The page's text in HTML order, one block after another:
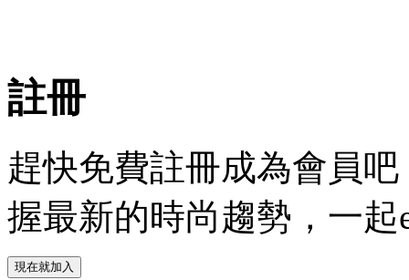
註冊
趕快免費註冊成為會員
握最新的時尚趨勢，一起
現在就加入